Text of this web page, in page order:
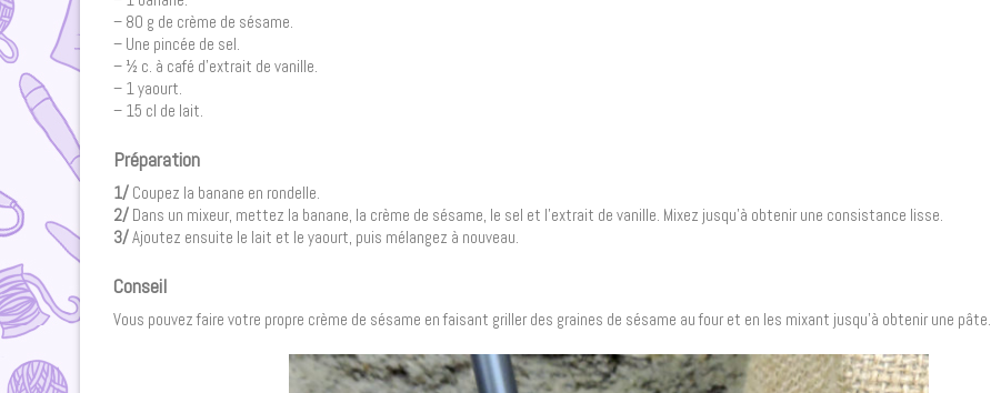
– 80 g de crème de sésame.
– Une pincée de sel.
– ½ c. à café d’extrait de vanille.
– 1 yaourt.
– 15 cl de lait.
Préparation
1/ Coupez la banane en rondelle.
2/ Dans un mixeur, mettez la banane, la crème de sésame, le sel et l’extrait de vanille. Mixez jusqu’à obtenir une consistance lisse.
3/Ajoutez ensuite le lait et le yaourt, puis mélangez à nouveau.
Conseil
Vous pouvez faire votre propre crème de sésame en faisant griller des graines de sésame au four et en les mixant jusqu’à obtenir une pâte.